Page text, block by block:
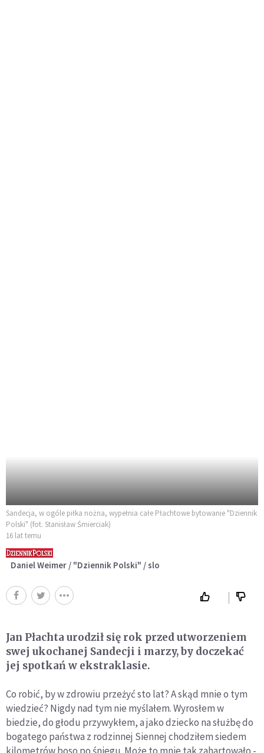
Sandecja, w ogóle piłka nożna, wypełnia całe Płachtowe bytowanie "Dziennik
Polski" (fot. Stanisław Śmierciak)
16 lat temu
Daniel Weimer / "Dziennik Polski" / slo
Jan Płachta urodził się rok przed utworzeniem
swej ukochanej Sandecji i marzy, by doczekać
jej spotkań w ekstraklasie.
Co robić, by w zdrowiu przeżyć sto lat? A skąd mnie o tym
wiedzieć? Nigdy nad tym nie myślałem. Wyrosłem w
biedzie, do głodu przywykłem, a jako dziecko na służbę do
bogatego państwa z rodzinnej Siennej chodziłem siedem